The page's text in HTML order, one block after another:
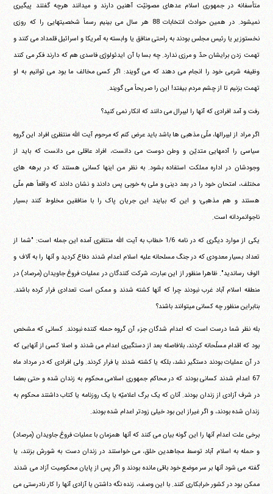
متأسفانه در جمهوری اسلام عدهای مصونیّت آهنین دارند و میدانند هرچه گفتند پیگیری
نمیشود. در همین حوادث انتخابات 88 هر سال می بینیم رسماً شخصیتهایی را که روزی
نخستوزیر یا رئیس مجلس بودند به راحتی منافق یا وابسته به آمریکا و اسرائیل قلمداد می کنند و
تهمت زدن برایشان حدّ و مرزی ندارد. چه بسا با آن ایدئولوژی فاسدی هم که دارند فکر می کنند
وظیفه شرعی خود را انجام می دهند که می گویند: اگر کسی مخالف ما بود می توانیم به او
تهمت بزنیم تا از چشم مردم بیفتد! این را صریحاً می گویند.
رفت و آمد افرادی که آنها را لیبرال می دانند که انکار نمی کنید؟
اگر مراد از لیبرالها، ملّی مذهبی ها باشد باید عرض کنم که مرحوم آیت الله منتظری افراد این گروه
سیاسی را آدمهایی متدیّن و وطن دوست می دانست، افراد عاقلی می دانست که باید از
وجودشان در اداره مملکت استفاده بشود. به نظر من اینها کسانی هستند که در برهه های
مختلف، امتحان خود را در بعد دینی و ملی به خوبی پس دادند و نشان دادند که واقعاً هم ملّی
هستند و هم مذهبی؛ و این که بیایند این جریان پاک را با منافقین مخلوط کنند بسیار
ناجوانمردانه است.
یکی از موارد دیگری که در نامه 1/6 خطاب به آیت الله منتظری آمده این جمله است: "شما از
تعداد بسیار معدودی که در جنگ مسلحانه علیه اسلام اعدام شدند دفاع کردید و آنها را به آلاف و
الوف رساندید". ظاهرا منظور از این عبارت، شرکت کنندگان در عملیات فروغ جاویدان (مرصاد) در
منطقه اسلام آباد غرب نبودند چرا که آنها کشته شدند و ممکن است تعدادی فرار کرده باشند.
بنابراین منظور چه کسانی میتوانند باشند؟
بله نظر شما درست است که اعدام شدگان جزء آن گروه حمله کننده نبودند. کسانی که مشخص
بود که اقدام مسلّحانه کردند، بلافاصله بعد از دستگیری اعدام می شدند و اصلا کسی از آنهایی که
در آن عملیات بودند دستگیر نشد، بلکه یا کشته شدند یا فرار کردند. ولی افرادی که در مرداد ماه
67 اعدام شدند کسانی بودند که در محاکم جمهوری اسلامی محکوم به زندان شده و حتی بعضا
در شرف آزادی از زندان بودند. آنان که یک برگ اعلامیّه یا یک روزنامه یا کتاب داشتند محکوم به
زندان شده بودند، و اگر غیراز این بود خیلی زودتر اعدام شده بودند.
برخی علت اعدام آنها را این گونه بیان می کنند که آنها همزمان با عملیات فروغ جاویدان (مرصاد)
و حمله به اسلام آباد توسط مجاهدین خلق، می خواستند در زندان دست به شورش بزنند، یا
گفته می شود آنها بر سر موضع خود باقی مانده بودند و اگر پس از پایان محکومیت آزاد می شدند
ممکن بود در کشور خرابکاری کنند. با این وصف، زنده نگه داشتن یا آزادی آنها را کار نادرستی می